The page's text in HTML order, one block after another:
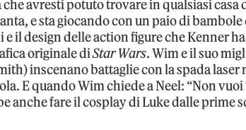
avresti potuto trovare in qualsiasi casa
e sta giocando con un paio di
il design delle action figure che Kenner
originale diStar Wars. Wim e il suo
inscenano battaglie con la spada laser
E quando Wim chiede a Neel: “Non
anche fare il cosplay di Luke dalle prime